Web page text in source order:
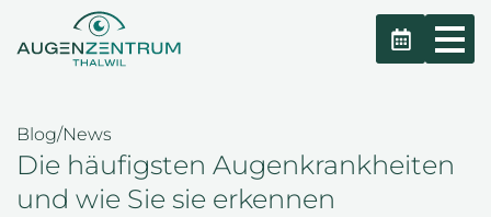
Blog/News
Die häufigsten Augenkrankheiten
und wie Sie sie erkennen